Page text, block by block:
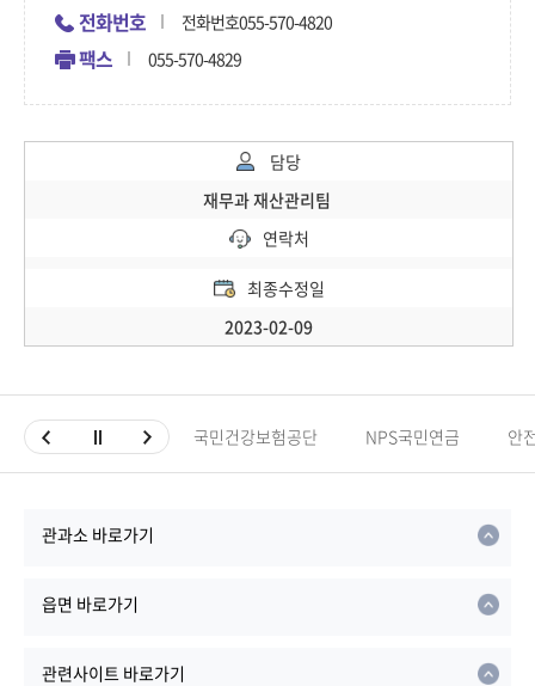
전화번호 전화번호055-570-4820
팩스 055-570-4829
담당
재무과 재산관리팀
연락처
최종수정일
2023-02-09
국민건강보험공단 NPS국민연금 안
관과소 바로가기
읍면 바로가기
관련사이트 바로가기